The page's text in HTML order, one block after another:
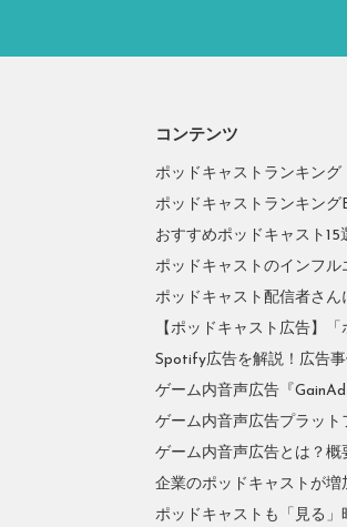
コンテンツ
ポッドキャストランキング
ポッドキャストランキング
おすすめポッドキャスト
ポッドキャストのインフ
ポッドキャスト配信者さ
【ポッドキャスト広告】
Spotify広告を解説！広告
ゲーム内音声広告『
ゲーム内音声広告プラット
ゲーム内音声広告とは？
企業のポッドキャストが
ポッドキャストも「見る